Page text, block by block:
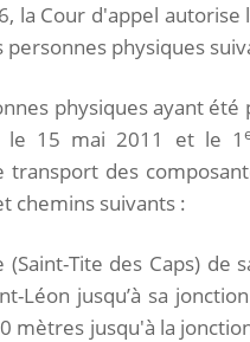
la Cour d'appel
physiques
physiques ayant
le 15 mai 2011 et le 1
des
chemins suivants :
(Saint-Tite des Caps)
Léon jusqu’à sa
mètres jusqu'à la